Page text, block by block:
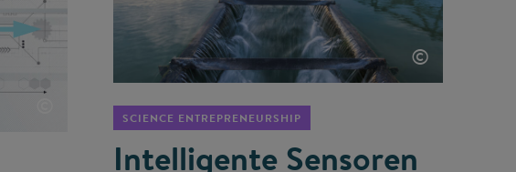
©
SCIENCE ENTREPRENEURSHIP
Intelligente Sensoren